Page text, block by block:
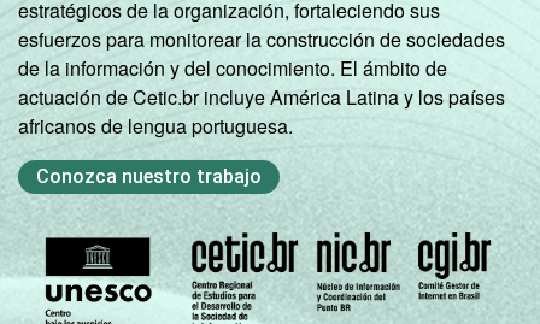
estratégicos de la organización, fortaleciendo sus
esfuerzos para monitorear la construcción de sociedades
de la información y del conocimiento. El ámbito de
actuación de Cetic.br incluye América Latina y los países
africanos de lengua portuguesa.
Conozca nuestro trabajo